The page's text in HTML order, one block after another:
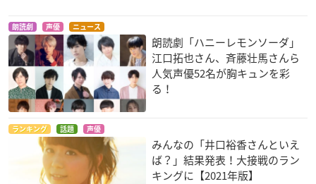
​でびどる！
シマ
つくもがみ貸します
うさぎ
ヤマノススメ サード
シーズン
朗読劇 声優 ニュース
朗読劇「ハニーレモンソーダ」
江口拓也さん、斉藤壮馬さんら
人気声優52名が胸キュンを彩
る！
ランキング 話題 声優
みんなの「井口裕香さんといえ
ば？」結果発表！大接戦のラン
キングに【2021年版】